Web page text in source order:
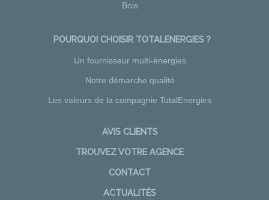
Bois
POURQUOI CHOISIR TOTALENERGIES ?
Un fournisseur multi-énergies
Notre démarche qualité
Les valeurs de la compagnie TotalEnergies
AVIS CLIENTS
TROUVEZ VOTRE AGENCE
CONTACT
ACTUALITÉS